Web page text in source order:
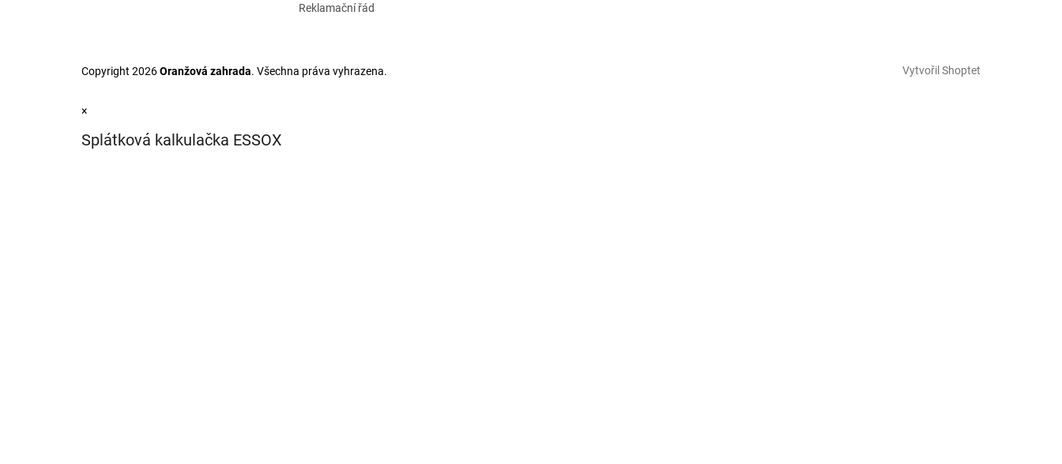
Reklamační řád
Vytvořil Shoptet
Copyright 2026Oranžová zahrada. Všechna práva vyhrazena.
×
Splátková kalkulačka ESSOX